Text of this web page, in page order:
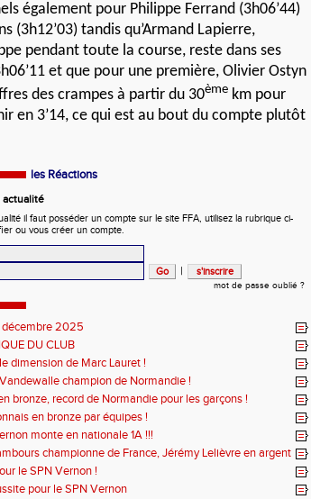
également pour Philippe Ferrand (3h06’44)
(3h12’03) tandis qu’Armand Lapierre,
pendant toute la course, reste dans ses
et que pour une première, Olivier Ostyn
des crampes à partir du 30ème km pour
en 3’14, ce qui est au bout du compte plutôt
les Réactions
actualité
il faut posséder un compte sur le site FFA, utilisez la rubrique ci-
ou vous créer un compte.
|
mot de passe oublié ?
décembre 2025
DU CLUB
dimension de Marc Lauret !
champion de Normandie !
bronze, record de Normandie pour les garçons !
en bronze par équipes !
monte en nationale 1A !!!
championne de France, Jérémy Lelièvre en argent
le SPN Vernon !
pour le SPN Vernon